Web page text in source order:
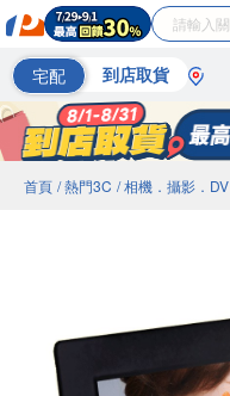
宅配 到店取貨
首頁 / 熱門3C / 相機．攝影．DV